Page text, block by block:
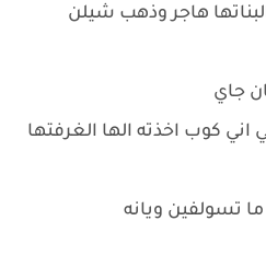
هاجر وذهب شيلن
جاي
كوب اخذته الها الغرفتها
تسولفين ويانه